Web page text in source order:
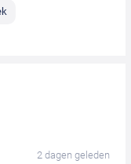
2 dagen geleden